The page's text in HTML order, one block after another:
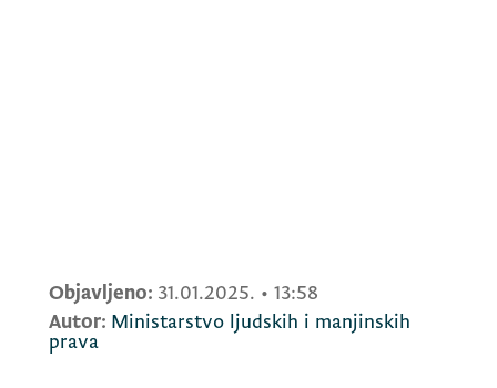
Objavljeno: 31.01.2025. • 13:58
Autor: Ministarstvo ljudskih i manjinskih
prava